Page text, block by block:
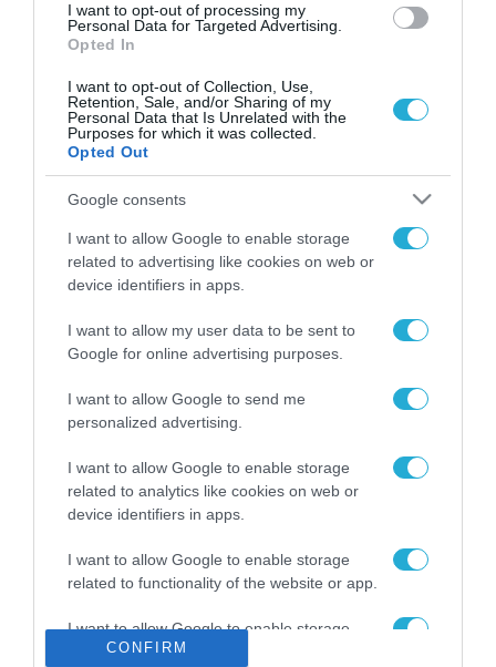
I want to opt-out of processing my
Personal Data for Targeted Advertising.
Opted In
I want to opt-out of Collection, Use,
Retention, Sale, and/or Sharing of my
Personal Data that Is Unrelated with the
Purposes for which it was collected.
Opted Out
Google consents
I want to allow Google to enable storage
related to advertising like cookies on web or
device identifiers in apps.
I want to allow my user data to be sent to
Google for online advertising purposes.
I want to allow Google to send me
personalized advertising.
I want to allow Google to enable storage
related to analytics like cookies on web or
device identifiers in apps.
I want to allow Google to enable storage
related to functionality of the website or app.
I want to allow Google to enable storage
related to personalization.
CONFIRM
ΡΟΗ ΕΙΔΗΣΕΩΝ
Το χρηματοδοτούμενο
από την ΕΕ έργο “The
Gaming Police”
ενισχύει την ασφάλεια
των παιδιών στο
31.07.2026
ΑΑΔΕ: Διευκρινίσεις
για τα πρόστιμα σε
παραβάσεις που
31.07.2026
Τεχνητή Νοημοσύνη
δεν είναι απλώς μια
νέα τεχνολογία, είναι
επανάσταση»
31.07.2026
Νέος οδηγός του ΕΚΤ
για τη χρηματοδότηση
των ελληνικών
επιχειρήσεων στον
χώρο της άμυνας